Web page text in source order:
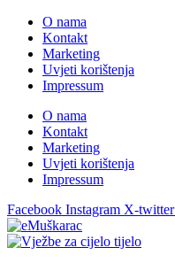
O nama
Kontakt
Marketing
Uvjeti korištenja
Impressum
O nama
Kontakt
Marketing
Uvjeti korištenja
Impressum
Facebook Instagram X-twitter